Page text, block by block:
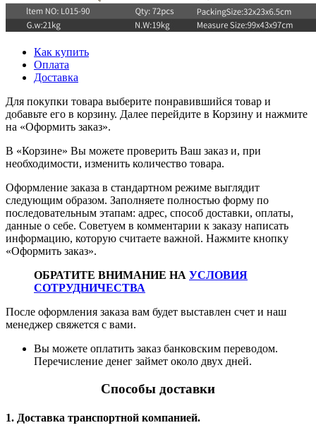
Как купить
Оплата
Доставка
Для покупки товара выберите понравившийся товар и
добавьте его в корзину. Далее перейдите в Корзину и нажмите
на «Оформить заказ».
В «Корзине» Вы можете проверить Ваш заказ и, при
необходимости, изменить количество товара.
Оформление заказа в стандартном режиме выглядит
следующим образом. Заполняете полностью форму по
последовательным этапам: адрес, способ доставки, оплаты,
данные о себе. Советуем в комментарии к заказу написать
информацию, которую считаете важной. Нажмите кнопку
«Оформить заказ».
ОБРАТИТЕ ВНИМАНИЕ НА УСЛОВИЯ
СОТРУДНИЧЕСТВА
После оформления заказа вам будет выставлен счет и наш
менеджер свяжется с вами.
Вы можете оплатить заказ банковским переводом.
Перечисление денег займет около двух дней.
Способы доставки
1. Доставка транспортной компанией.